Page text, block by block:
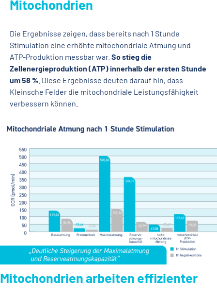
Mitochondrien
Die Ergebnisse zeigen, dass bereits nach 1 Stunde
Stimulation eine erhöhte mitochondriale Atmung und
ATP-Produktion messbar war. So stieg die
Zellenergieproduktion (ATP) innerhalb der ersten Stunde
um 58 % . Diese Ergebnisse deuten darauf hin, dass
Kleinsche Felder die mitochondriale Leistungsfähigkeit
verbessern können.
Mitochondrien arbeiten effizienter